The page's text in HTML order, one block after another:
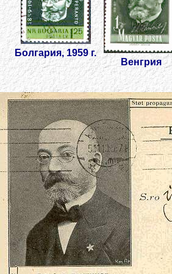
Болгария, 1959 г.
Венгрия